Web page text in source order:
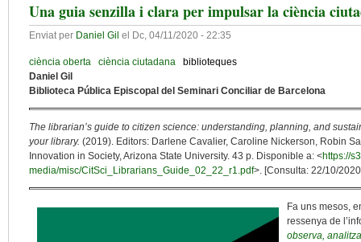
Una guia senzilla i clara per impulsar la ciència
Enviat per Daniel Gil el Dc, 04/11/2020 - 22:35
ciència oberta ciència ciutadana
biblioteques
Daniel Gil
Biblioteca Pública Episcopal del Seminari Conciliar de Barcelona
The librarian’s guide to citizen science: understanding, planning, and
your library. (2019). Editors: Darlene Cavalier, Caroline Nickerson, Robin
Innovation in Society, Arizona State University. 43 p. Disponible a: <https://
media/misc/CitSci_Librarians_Guide_02_22_r1.pdf>. [Consulta: 22/10/
Fa uns mesos,
ressenya de
observa,